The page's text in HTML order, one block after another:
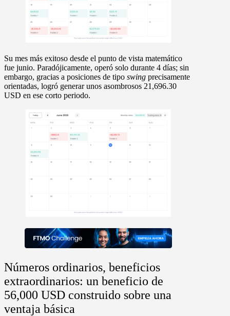
Su mes más exitoso desde el punto de vista matemático
fue junio. Paradójicamente, operó solo durante 4 días; sin
embargo, gracias a posiciones de tipo swing precisamente
orientadas, logró generar unos asombrosos 21,696.30
USD en ese corto periodo.
Números ordinarios, beneficios
extraordinarios: un beneficio de
56,000 USD construido sobre una
ventaja básica